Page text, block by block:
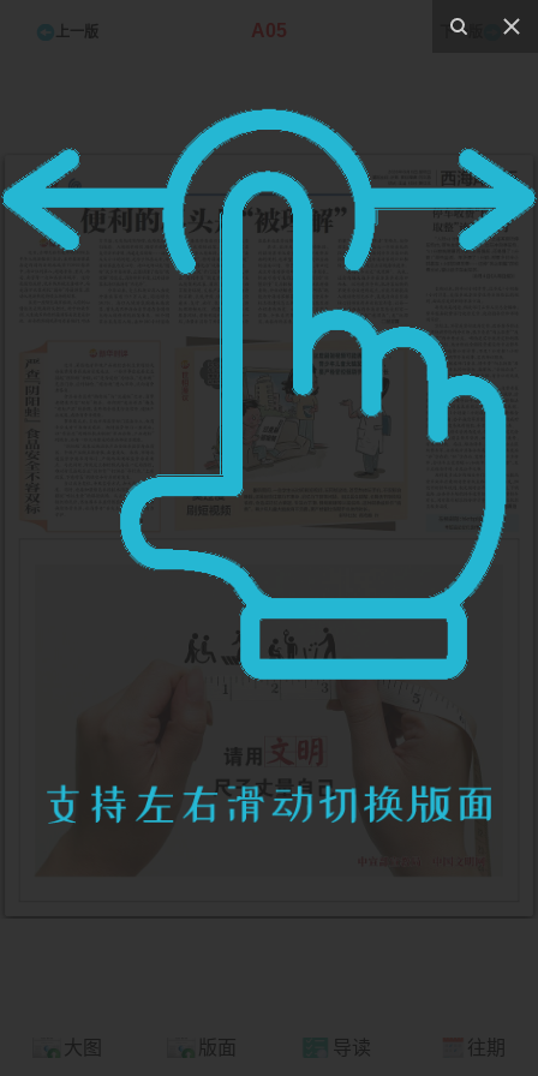
上一版 A05 下一版
大图 版面 导读 往期